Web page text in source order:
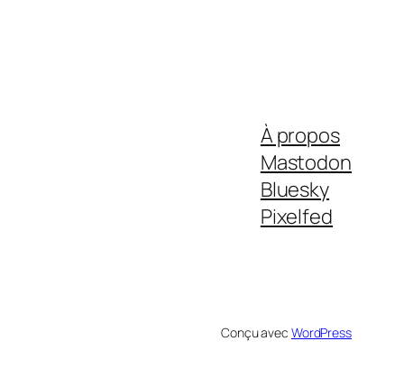
À propos
Mastodon
Bluesky
Pixelfed
Conçu avec WordPress